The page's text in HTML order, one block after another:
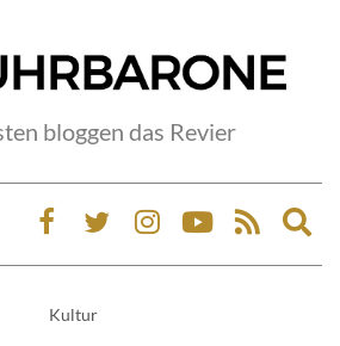
bloggen das Revier
Kultur